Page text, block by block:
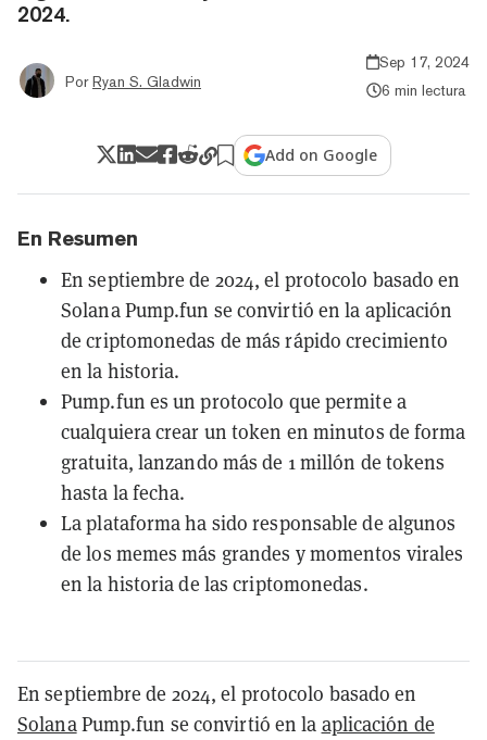
2024.
Por Ryan S. Gladwin
Sep 17, 2024
6 min lectura
Add on Google
En Resumen
En septiembre de 2024, el protocolo basado en
Solana Pump.fun se convirtió en la aplicación
de criptomonedas de más rápido crecimiento
en la historia.
Pump.fun es un protocolo que permite a
cualquiera crear un token en minutos de forma
gratuita, lanzando más de 1 millón de tokens
hasta la fecha.
La plataforma ha sido responsable de algunos
de los memes más grandes y momentos virales
en la historia de las criptomonedas.
En septiembre de 2024, el protocolo basado en
SolanaPump.fun se convirtió en la aplicación de